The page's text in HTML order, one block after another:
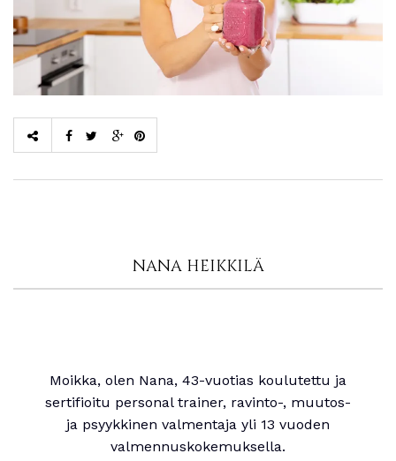
NANA HEIKKILÄ
Moikka, olen Nana, 43-vuotias koulutettu ja
sertifioitu personal trainer, ravinto-, muutos-
ja psyykkinen valmentaja yli 13 vuoden
valmennuskokemuksella.